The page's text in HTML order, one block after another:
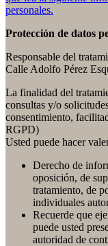
personales.
Protección de datos
Responsable del
Calle Adolfo Pérez
La finalidad del
consultas y/o
consentimiento,
RGPD)
Usted puede hacer
Derecho de
oposición, de
tratamiento, de
individuales
Recuerde que
puede usted
autoridad de